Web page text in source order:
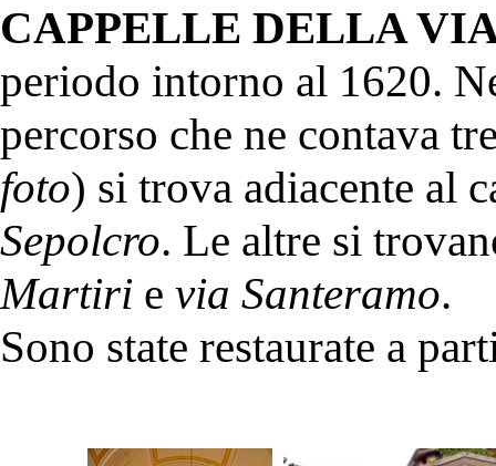
CAPPELLE DELLA
periodo intorno al 1620.
percorso che ne contava
foto) si trova adiacente al
Sepolcro. Le altre si
Martiri e via Santeramo.
Sono state restaurate a